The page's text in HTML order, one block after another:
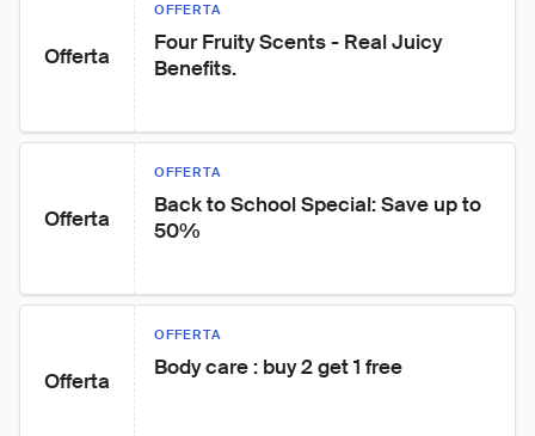
Offerta
OFFERTA
Four Fruity Scents - Real Juicy
Benefits.
Offerta
OFFERTA
Back to School Special: Save up to
50%
Offerta
OFFERTA
Body care : buy 2 get 1 free